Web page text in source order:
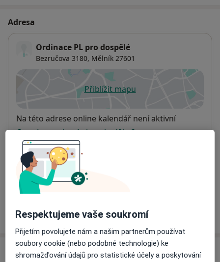
Adresa
Ordinace PL pro dospělé
Bezručova 3180, Mělník 27601
Přiblížit mapuse otevře v nové záložce
Dostupnost
Na této adrese online kalendář není aktivní
Co mám v takové situaci udělat?
Způsoby platby (soukromé návštěvy)
Na teto adrese lékař přijímá pacienty na pojišťovnu
Detaily
Víceo adrese
Názory
Respektujeme vaše soukromí
Přijetím povolujete nám a našim partnerům používat
soubory cookie (nebo podobné technologie) ke
shromažďování údajů pro statistické účely a poskytování